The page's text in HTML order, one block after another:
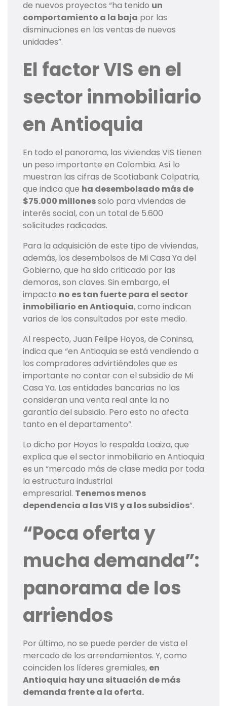
de nuevos proyectos “ha tenido un
comportamiento a la baja por las
disminuciones en las ventas de nuevas
unidades”.
El factor VIS en el
sector inmobiliario
en Antioquia
En todo el panorama, las viviendas VIS tienen
un peso importante en Colombia. Así lo
muestran las cifras de Scotiabank Colpatria,
que indica que ha desembolsado más de
$75.000 millonessolo para viviendas de
interés social, con un total de 5.600
solicitudes radicadas.
Para la adquisición de este tipo de viviendas,
además, los desembolsos de Mi Casa Ya del
Gobierno, que ha sido criticado por las
demoras, son claves. Sin embargo, el
impacto no es tan fuerte para el sector
inmobiliario en Antioquia, como indican
varios de los consultados por este medio.
Al respecto, Juan Felipe Hoyos, de Coninsa,
indica que “en Antioquia se está vendiendo a
los compradores advirtiéndoles que es
importante no contar con el subsidio de Mi
Casa Ya. Las entidades bancarias no las
consideran una venta real ante la no
garantía del subsidio. Pero esto no afecta
tanto en el departamento”.
Lo dicho por Hoyos lo respalda Loaiza, que
explica que el sector inmobiliario en Antioquia
es un “mercado más de clase media por toda
la estructura industrial
empresarial. Tenemos menos
dependencia a las VIS y a los subsidios”.
“Poca oferta y
mucha demanda”:
panorama de los
arriendos
Por último, no se puede perder de vista el
mercado de los arrendamientos. Y, como
coinciden los líderes gremiales, en
Antioquia hay una situación de más
demanda frente a la oferta.